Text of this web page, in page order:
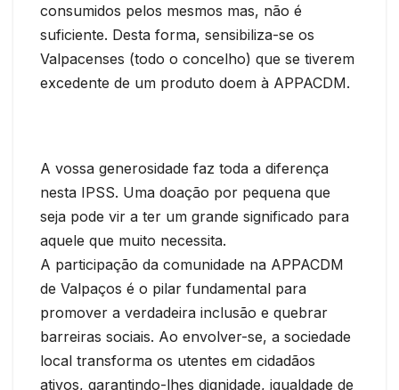
consumidos pelos mesmos mas, não é
suficiente. Desta forma, sensibiliza-se os
Valpacenses (todo o concelho) que se tiverem
excedente de um produto doem à APPACDM.
A vossa generosidade faz toda a diferença
nesta IPSS. Uma doação por pequena que
seja pode vir a ter um grande significado para
aquele que muito necessita.
A participação da comunidade na APPACDM
de Valpaços é o pilar fundamental para
promover a verdadeira inclusão e quebrar
barreiras sociais. Ao envolver-se, a sociedade
local transforma os utentes em cidadãos
ativos, garantindo-lhes dignidade, igualdade de